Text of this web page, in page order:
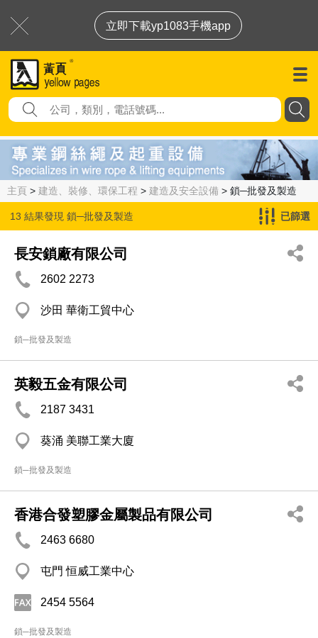
立即下載yp1083手機app
主頁 > 建造、裝修、環保工程 > 建造及安全設備 > 鎖─批發及製造
13 結果發現 鎖─批發及製造 已篩選
長安鎖廠有限公司
2602 2273
沙田 華衛工貿中心
鎖─批發及製造
英毅五金有限公司
2187 3431
葵涌 美聯工業大廈
鎖─批發及製造
香港合發塑膠金屬製品有限公司
2463 6680
屯門 恒威工業中心
2454 5564
鎖─批發及製造